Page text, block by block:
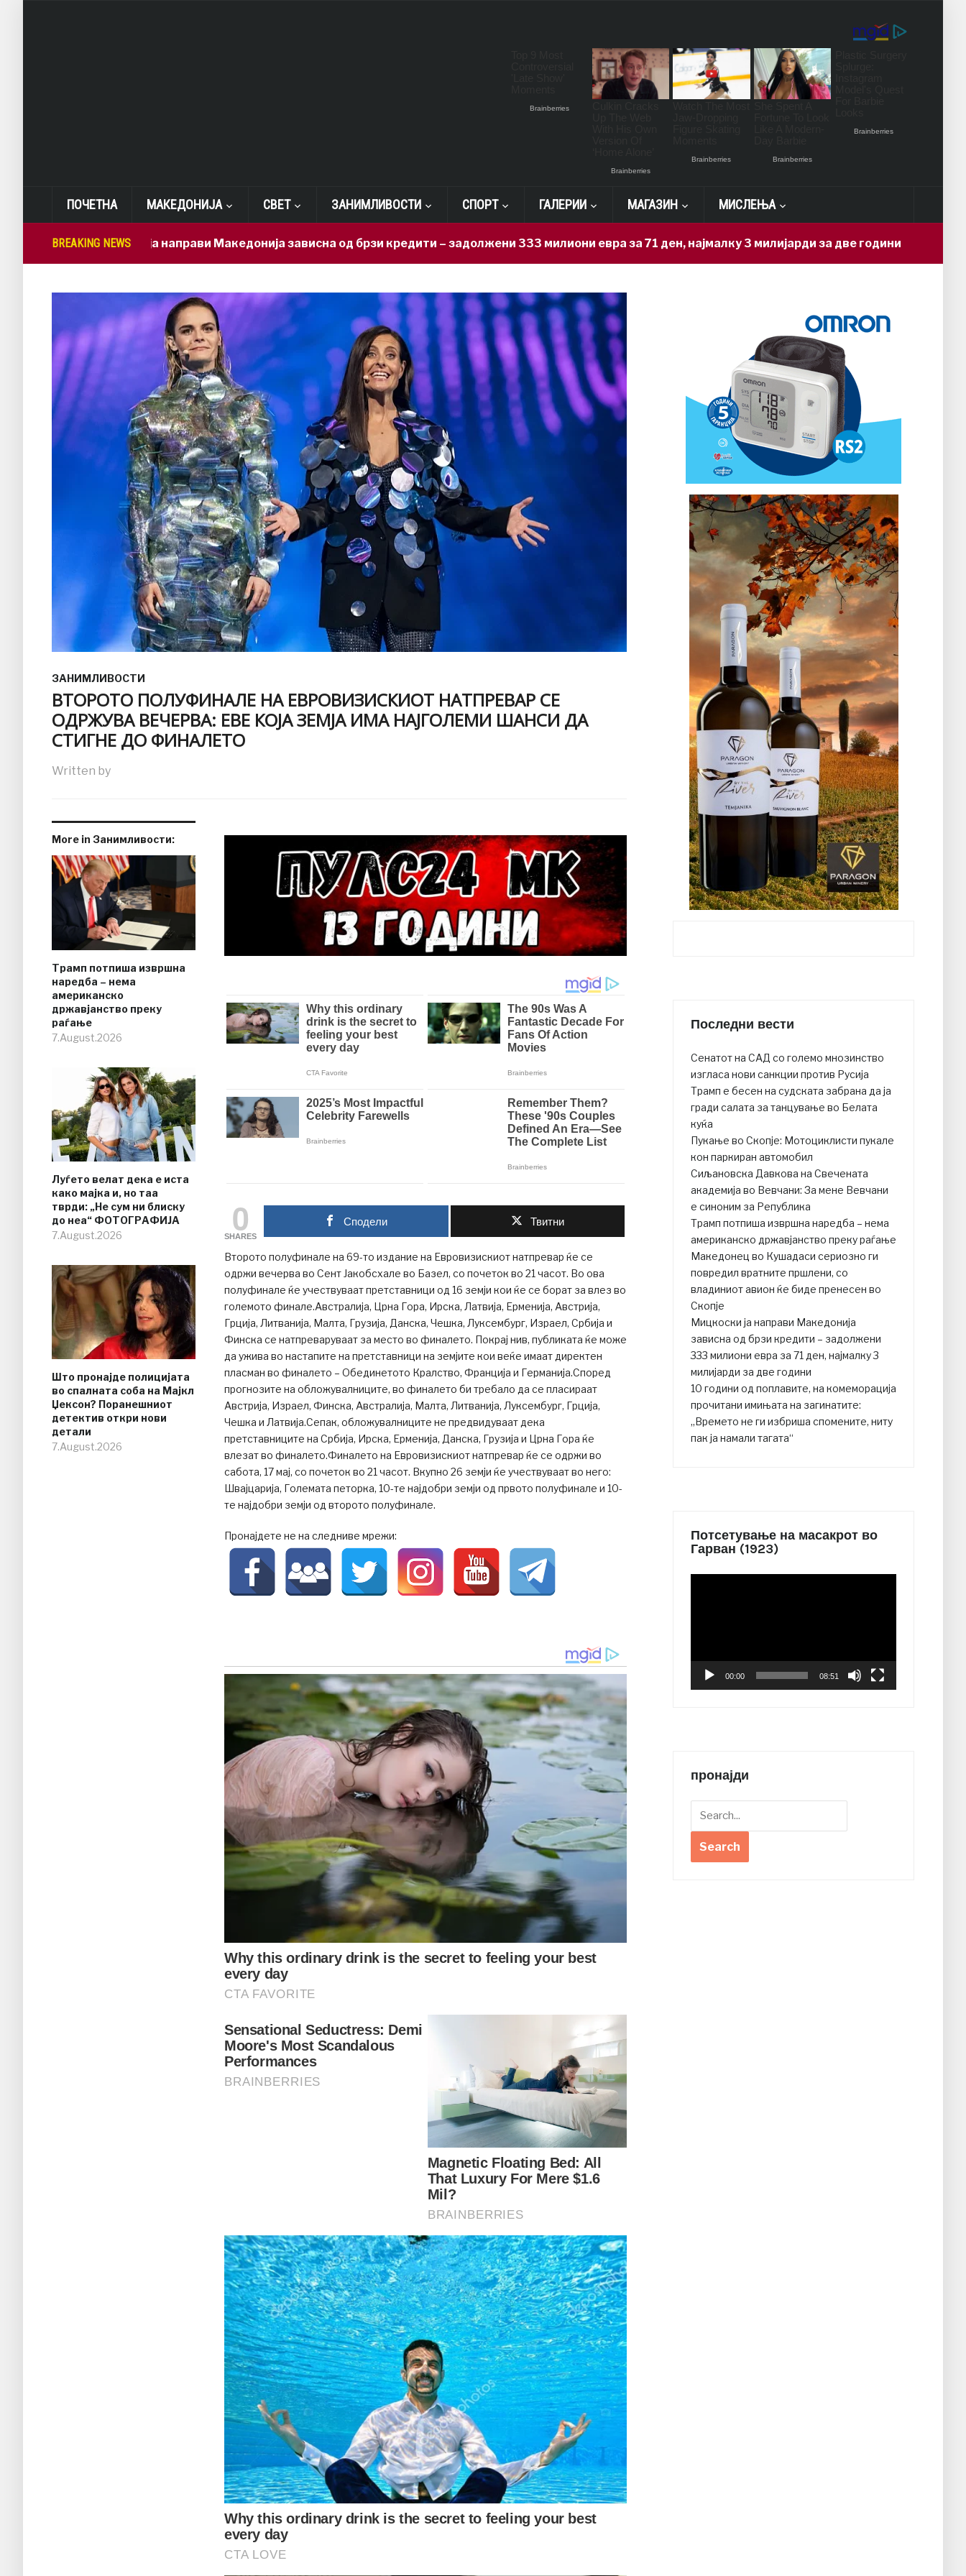
ПОЧЕТНА МАКЕДОНИЈА СВЕТ ЗАНИМЛИВОСТИ СПОРТ ГАЛЕРИИ МАГАЗИН МИСЛЕЊА
BREAKING NEWS
Мицкоски ја направи Македонија зависна од брзи кредити – задолжени 333 милиони евра за 71 ден, најмалку 3 милијарди за две години 9 hours ago
ЗАНИМЛИВОСТИ
ВТОРОТО ПОЛУФИНАЛЕ НА ЕВРОВИЗИСКИОТ НАТПРЕВАР СЕ
ОДРЖУВА ВЕЧЕРВА: ЕВЕ КОЈА ЗЕМЈА ИМА НАЈГОЛЕМИ ШАНСИ ДА
СТИГНЕ ДО ФИНАЛЕТО
Written by
More in Занимливости:
Трамп потпиша извршна
наредба – нема
американско
државјанство преку
раѓање
7.August.2026
Луѓето велат дека е иста
како мајка и, но таа
тврди: „Не сум ни блиску
до неа“ ФОТОГРАФИЈА
7.August.2026
Што пронајде полицијата
во спалната соба на Мајкл
Џексон? Поранешниот
детектив откри нови
детали
7.August.2026
0
SHARES
Сподели Твитни
Второто полуфинале на 69-то издание на Евровизискиот натпревар ќе се
одржи вечерва во Сент Јакобсхале во Базел, со почеток во 21 часот. Во ова
полуфинале ќе учествуваат претставници од 16 земји кои ќе се борат за влез во
големото финале.Австралија, Црна Гора, Ирска, Латвија, Ерменија, Австрија,
Грција, Литванија, Малта, Грузија, Данска, Чешка, Луксембург, Израел, Србија и
Финска се натпреваруваат за место во финалето. Покрај нив, публиката ќе може
да ужива во настапите на претставници на земјите кои веќе имаат директен
пласман во финалето – Обединетото Кралство, Франција и Германија.Според
прогнозите на обложувалниците, во финалето би требало да се пласираат
Австрија, Израел, Финска, Австралија, Малта, Литванија, Луксембург, Грција,
Чешка и Латвија.Сепак, обложувалниците не предвидуваат дека
претставниците на Србија, Ирска, Ерменија, Данска, Грузија и Црна Гора ќе
влезат во финалето.Финалето на Евровизискиот натпревар ќе се одржи во
сабота, 17 мај, со почеток во 21 часот. Вкупно 26 земји ќе учествуваат во него:
Швајцарија, Големата петорка, 10-те најдобри земји од првото полуфинале и 10-
те најдобри земји од второто полуфинале.
Пронајдете не на следниве мрежи:
Последни вести
Сенатот на САД со големо мнозинство
изгласа нови санкции против Русија
Трамп е бесен на судската забрана да ја
гради салата за танцување во Белата
куќа
Пукање во Скопје: Мотоциклисти пукале
кон паркиран автомобил
Сиљановска Давкова на Свечената
академија во Вевчани: За мене Вевчани
е синоним за Република
Трамп потпиша извршна наредба – нема
американско државјанство преку раѓање
Македонец во Кушадаси сериозно ги
повредил вратните пршлени, со
владиниот авион ќе биде пренесен во
Скопје
Мицкоски ја направи Македонија
зависна од брзи кредити – задолжени
333 милиони евра за 71 ден, најмалку 3
милијарди за две години
10 години од поплавите, на комеморација
прочитани имињата на загинатите:
„Времето не ги избриша спомените, ниту
пак ја намали тагата“
Потсетување на масакрот во
Гарван (1923)
00:00 08:51
пронајди